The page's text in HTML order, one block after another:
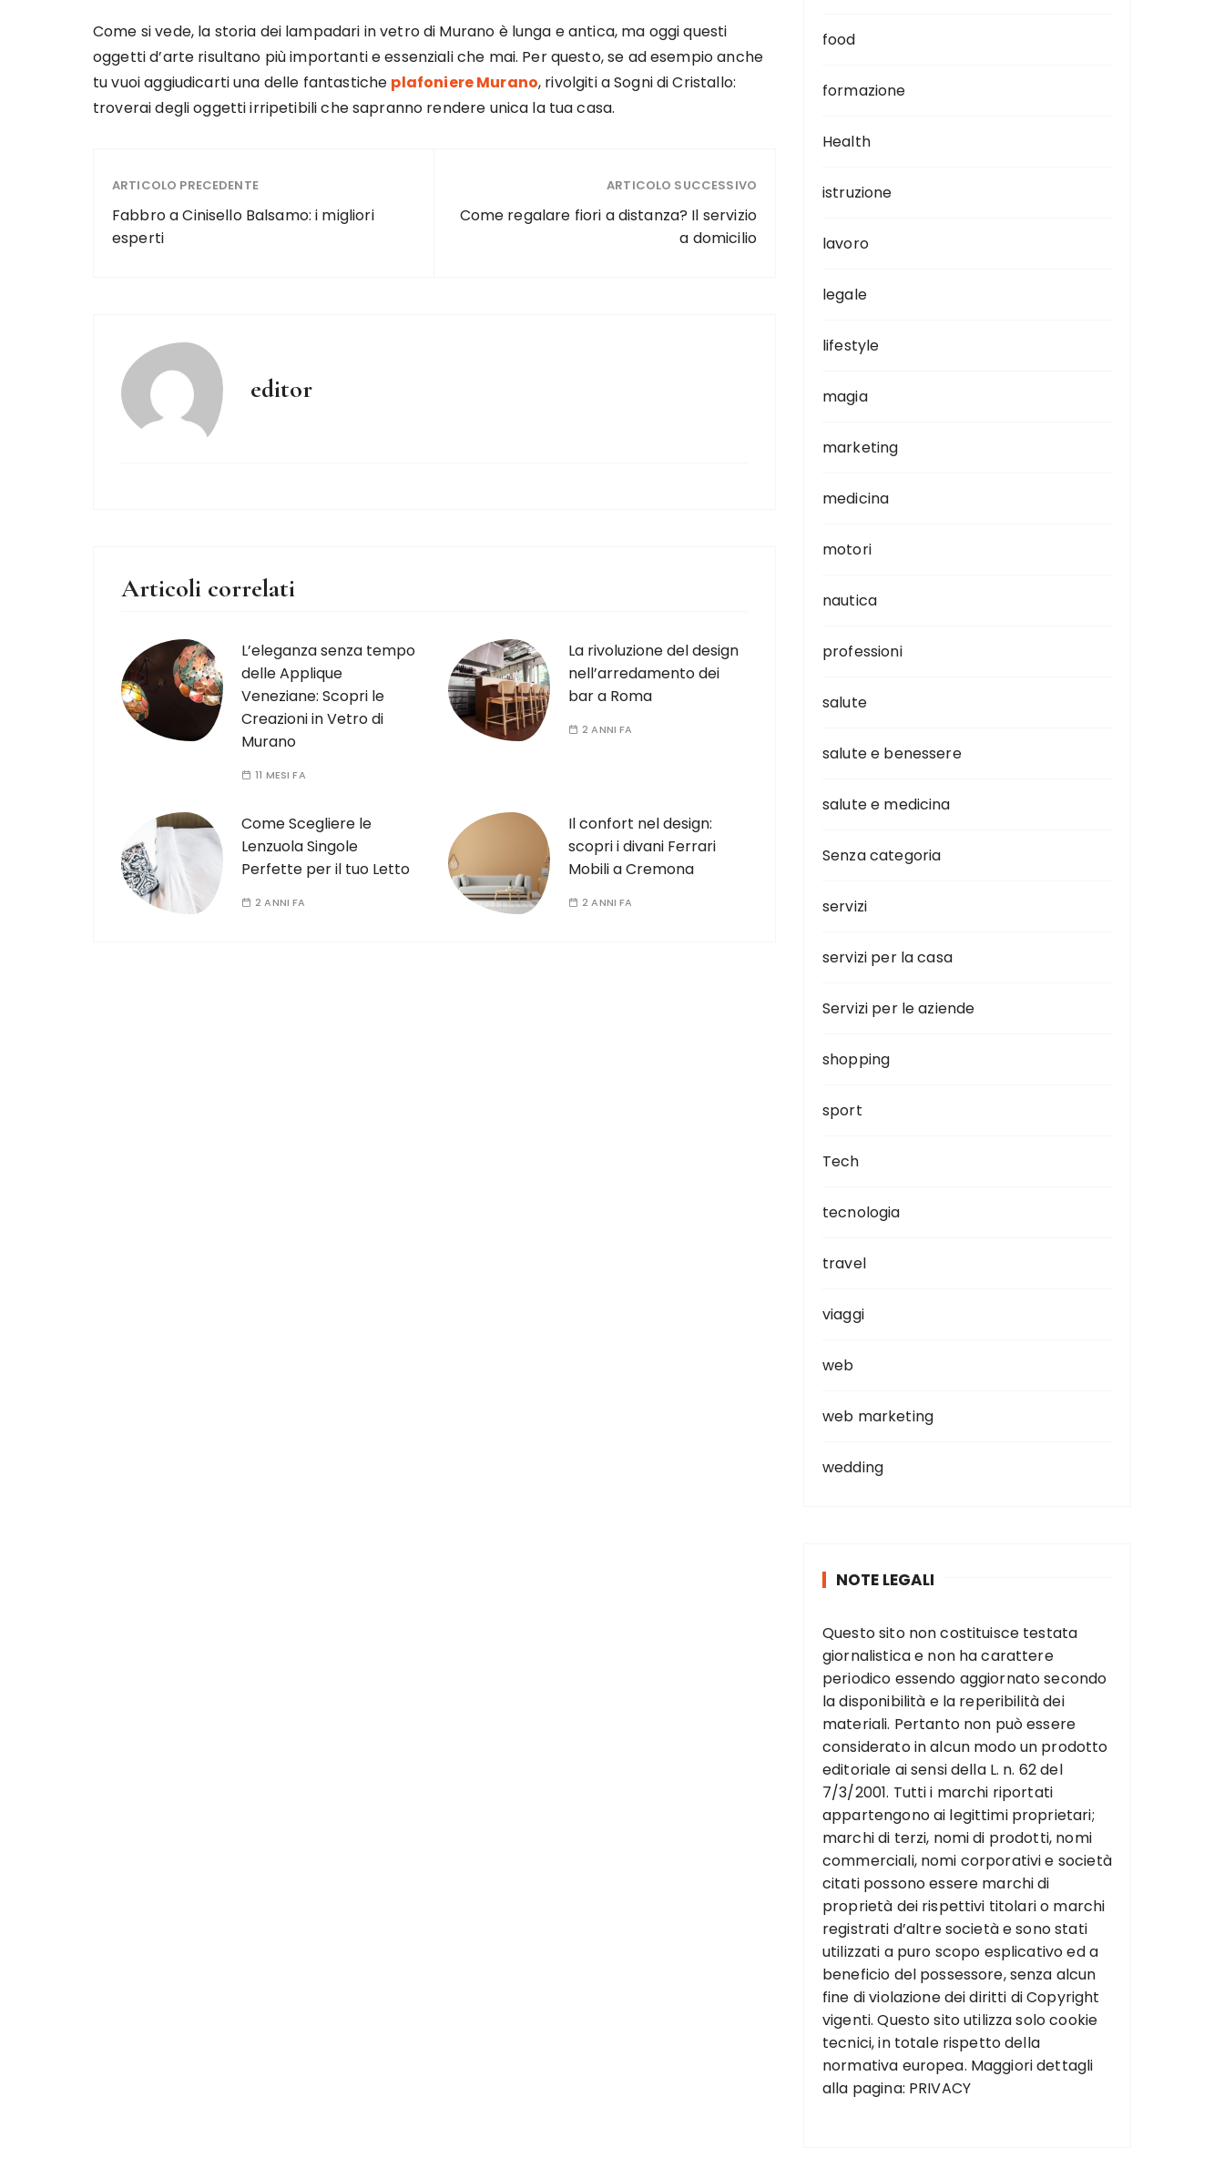
Come si vede, la storia dei lampadari in vetro di Murano è lunga e antica, ma oggi questi
oggetti d’arte risultano più importanti e essenziali che mai. Per questo, se ad esempio anche
tu vuoi aggiudicarti una delle fantastiche plafoniere Murano, rivolgiti a Sogni di Cristallo:
troverai degli oggetti irripetibili che sapranno rendere unica la tua casa.
ARTICOLO PRECEDENTE
Fabbro a Cinisello Balsamo: i migliori
esperti
ARTICOLO SUCCESSIVO
Come regalare fiori a distanza? Il servizio
a domicilio
editor
Articoli correlati
L’eleganza senza tempo
delle Applique
Veneziane: Scopri le
Creazioni in Vetro di
Murano
11 MESI FA
La rivoluzione del design
nell’arredamento dei
bar a Roma
2 ANNI FA
Come Scegliere le
Lenzuola Singole
Perfette per il tuo Letto
2 ANNI FA
Il confort nel design:
scopri i divani Ferrari
Mobili a Cremona
2 ANNI FA
food
formazione
Health
istruzione
lavoro
legale
lifestyle
magia
marketing
medicina
motori
nautica
professioni
salute
salute e benessere
salute e medicina
Senza categoria
servizi
servizi per la casa
Servizi per le aziende
shopping
sport
Tech
tecnologia
travel
viaggi
web
web marketing
wedding
NOTE LEGALI
Questo sito non costituisce testata
giornalistica e non ha carattere
periodico essendo aggiornato secondo
la disponibilità e la reperibilità dei
materiali. Pertanto non può essere
considerato in alcun modo un prodotto
editoriale ai sensi della L. n. 62 del
7/3/2001. Tutti i marchi riportati
appartengono ai legittimi proprietari;
marchi di terzi, nomi di prodotti, nomi
commerciali, nomi corporativi e società
citati possono essere marchi di
proprietà dei rispettivi titolari o marchi
registrati d’altre società e sono stati
utilizzati a puro scopo esplicativo ed a
beneficio del possessore, senza alcun
fine di violazione dei diritti di Copyright
vigenti. Questo sito utilizza solo cookie
tecnici, in totale rispetto della
normativa europea. Maggiori dettagli
alla pagina: PRIVACY